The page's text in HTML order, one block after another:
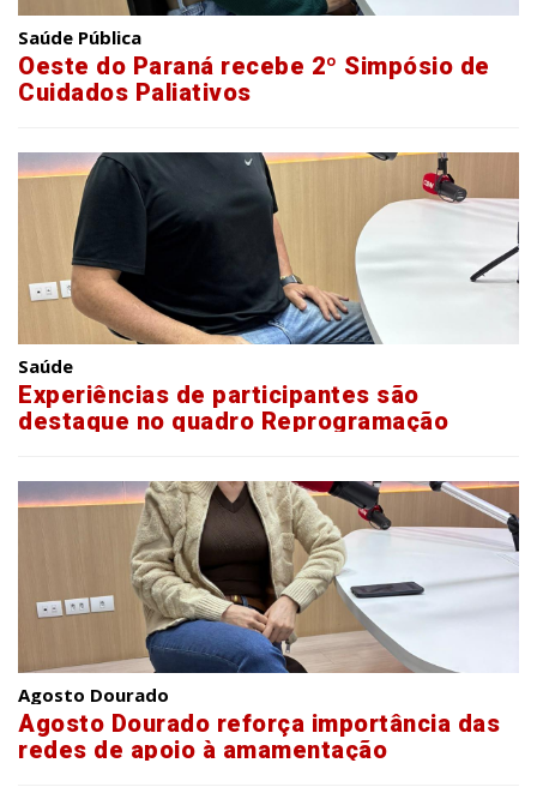
Saúde Pública
Oeste do Paraná recebe 2º Simpósio de
Cuidados Paliativos
Saúde
Experiências de participantes são
destaque no quadro Reprogramação
Agosto Dourado
Agosto Dourado reforça importância das
redes de apoio à amamentação